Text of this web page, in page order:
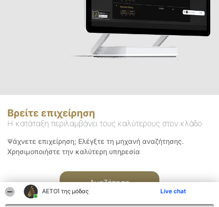
ΑΕΤΟΊ της μόδας Live chat
Βρείτε επιχείρηση
Η κατάταξη περιλαμβάνει τους καλύτερους στον κλάδο
Ψάχνετε επιχείρηση; Ελέγξτε τη μηχανή αναζήτησης.
Χρησιμοποιήστε την καλύτερη υπηρεσία
Αναζήτηση